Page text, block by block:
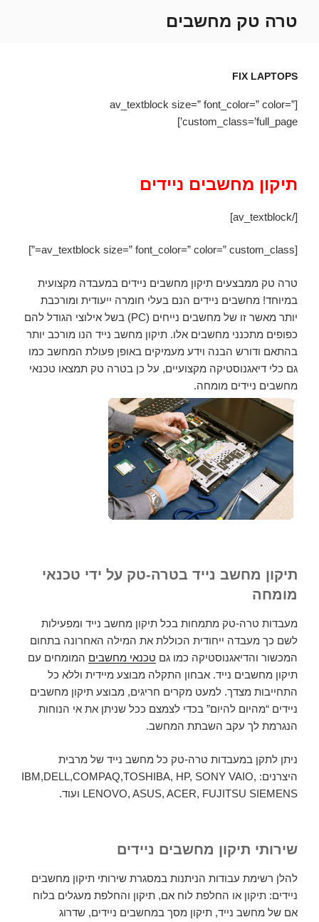
לתוכןטרה טק מחשבים
FIX LAPTOPS
[av_textblock size=” font_color=” color=”
custom_class=’full_page’]
תיקון מחשבים ניידים
[/av_textblock]
[av_textblock size=” font_color=” color=” custom_class=”]
טרה טק ממבצעים תיקון מחשבים ניידים במעבדה מקצועית
במיוחד! מחשבים ניידים הנם בעלי חומרה ייעודית ומורכבת
יותר מאשר זו של מחשבים נייחים (PC) בשל אילוצי הגודל להם
כפופים מתכנני מחשבים אלו. תיקון מחשב נייד הנו מורכב יותר
בהתאם ודורש הבנה וידע מעמיקים באופן פעולת המחשב כמו
גם כלי דיאגנוסטיקה מקצועיים, על כן בטרה טק תמצאו טכנאי
מחשבים ניידים מומחה.
תיקון מחשב נייד בטרה-טק על ידי טכנאי
מומחה
מעבדות טרה-טק מתמחות בכל תיקון מחשב נייד ומפעילות
לשם כך מעבדה ייחודית הכוללת את המילה האחרונה בתחום
המכשור והדיאגנוסטיקה כמו גם טכנאי מחשבים המומחים עם
תיקון מחשבים נייד. אבחון התקלה מבוצע מיידית וללא כל
התחייבות מצדך. למעט מקרים חריגים, מבוצע תיקון מחשבים
ניידים “מהיום להיום” בכדי לצמצם ככל שניתן את אי הנוחות
הנגרמת לך עקב השבתת המחשב.
ניתן לתקן במעבדות טרה-טק כל מחשב נייד של מרבית
היצרנים: IBM,DELL,COMPAQ,TOSHIBA, HP, SONY VAIO,
LENOVO, ASUS, ACER, FUJITSU SIEMENS ועוד.
שירותי תיקון מחשבים ניידים
להלן רשימת עבודות הניתנות במסגרת שירותי תיקון מחשבים
ניידים: תיקון או החלפת לוח אם, תיקון והחלפת מעגלים בלוח
אם של מחשב נייד, תיקון מסך במחשבים ניידים, שדרוג